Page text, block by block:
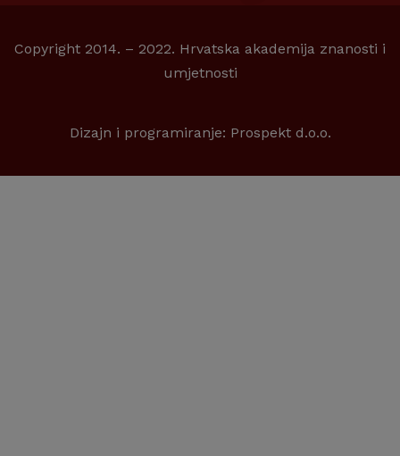
Copyright 2014. – 2022. Hrvatska akademija znanosti i
umjetnosti
Dizajn i programiranje: Prospekt d.o.o.